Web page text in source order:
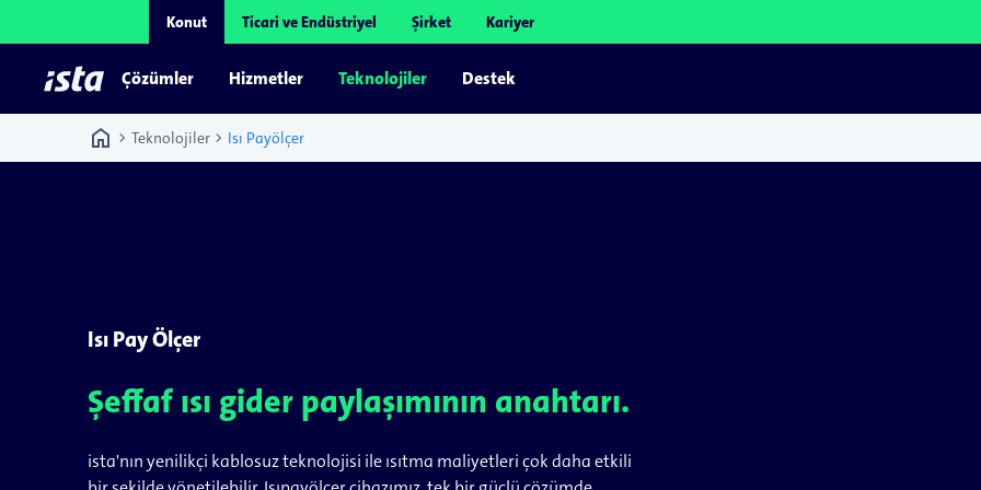
Konut Ticari ve Endüstriyel Şirket Kariyer
Çözümler Hizmetler Teknolojiler Destek
home chevron_right Teknolojiler chevron_right Isı Payölçer
Isı Pay Ölçer
Şeffaf ısı gider paylaşımının anahtarı.
ista'nın yenilikçi kablosuz teknolojisi ile ısıtma maliyetleri çok daha etkili